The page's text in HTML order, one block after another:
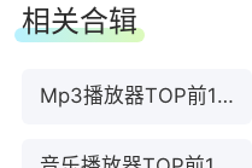
3、【游戏】《崩坏
相关合辑
Mp3播放器TOP前10名下载